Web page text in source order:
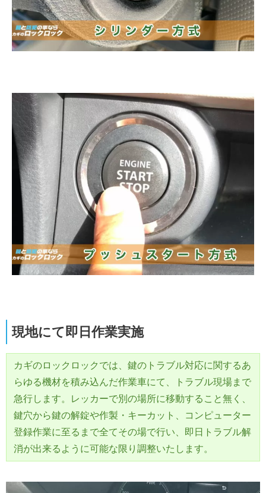
現地にて即日作業実施
カギのロックロックでは、鍵のトラブル対応に関するあ
らゆる機材を積み込んだ作業車にて、トラブル現場まで
急行します。レッカーで別の場所に移動すること無く、
鍵穴から鍵の解錠や作製・キーカット、コンピューター
登録作業に至るまで全てその場で行い、即日トラブル解
消が出来るように可能な限り調整いたします。